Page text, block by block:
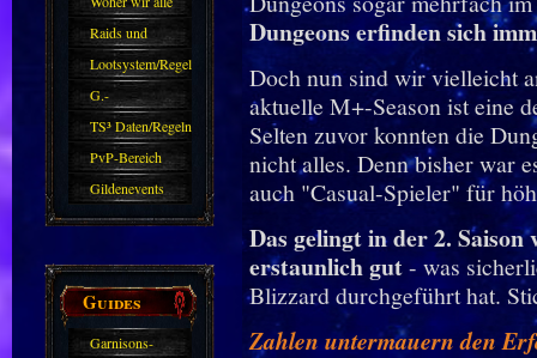
kommen.
Raids und
Zubehör
Lootsystem/Regeln
G.-
Sparkasse/Goldleihen
TS³ Daten/Regeln
PvP-Bereich
Gildenevents
Guides
Garnisons-
Dungeons erfinden sich
Doch nun sind wir vielleicht
aktuelle M+-Season ist eine
Selten zuvor konnten die
nicht alles. Denn bisher war
auch "Casual-Spieler" für
Das gelingt in der 2.
erstaunlich gut- was
Blizzard durchgeführt hat.
Zahlen untermauern den